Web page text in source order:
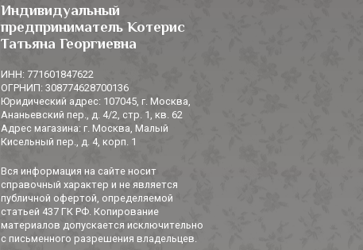
Индивидуальный
предприниматель Котерис
Татьяна Георгиевна
ИНН: 771601847622
ОГРНИП: 308774628700136
Юридический адрес: 107045, г. Москва,
Ананьевский пер., д. 4/2, стр. 1, кв. 62
Адрес магазина: г. Москва, Малый
Кисельный пер., д. 4, корп. 1
Вся информация на сайте носит
справочный характер и не является
публичной офертой, определяемой
статьей 437 ГК РФ. Копирование
материалов допускается исключительно
с письменного разрешения владельцев.